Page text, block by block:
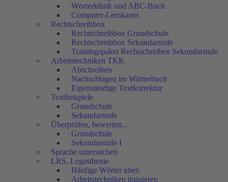
Wörterklinik und ABC-Buch
Computer-Lernkartei
Rechtschreibbox
Rechtschreibbox Grundschule
Rechtschreibbox Sekundarstufe
Trainingspaket Rechtschreiben Sekundarstufe
Arbeitstechniken TKK
Abschreiben
Nachschlagen im Wörterbuch
Eigenständige Textkorrektur
Textbeispiele
Grundschule
Sekundarstufe
Überprüfen, bewerten...
Grundschule
Sekundarstufe I
Sprache untersuchen
LRS, Legasthenie
Häufige Wörter üben
Arbeitstechniken trainieren